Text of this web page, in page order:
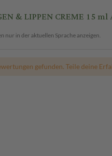
& LIPPEN CREME 15
nur in der aktuellen Sprache anzeigen.
gefunden. Teile deine